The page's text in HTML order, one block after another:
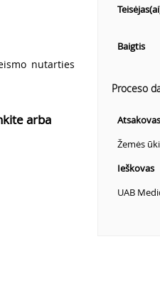
nutarties
arba
Baigtis
Proceso
Atsakovas
Žemės
Ieškovas
UAB